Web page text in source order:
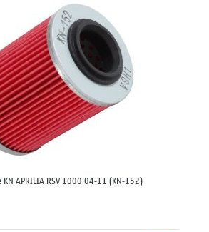
APRILIA RSV 1000 04-11 (KN-152)